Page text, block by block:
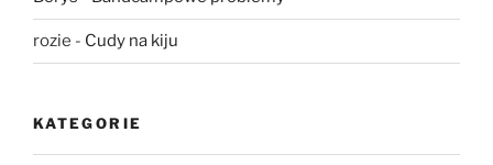
rozie - Cudy na kiju
KATEGORIE